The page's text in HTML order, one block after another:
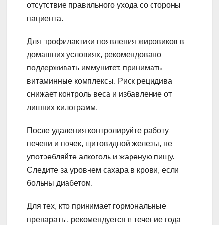
отсутствие правильного ухода со стороны
пациента.
Для профилактики появления жировиков в
домашних условиях, рекомендовано
поддерживать иммунитет, принимать
витаминные комплексы. Риск рецидива
снижает контроль веса и избавление от
лишних килограмм.
После удаления контролируйте работу
печени и почек, щитовидной железы, не
употребляйте алкоголь и жареную пищу.
Следите за уровнем сахара в крови, если
больны диабетом.
Для тех, кто принимает гормональные
препараты, рекомендуется в течение года